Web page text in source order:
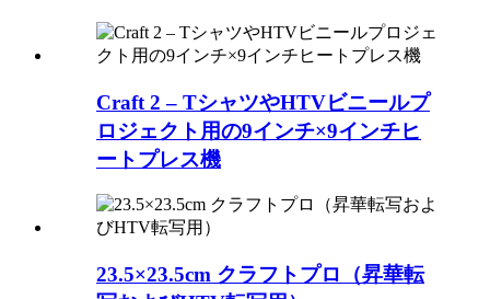
Craft 2 – TシャツやHTVビニールプ
ロジェクト用の9インチ×9インチヒ
ートプレス機
23.5×23.5cm クラフトプロ（昇華転